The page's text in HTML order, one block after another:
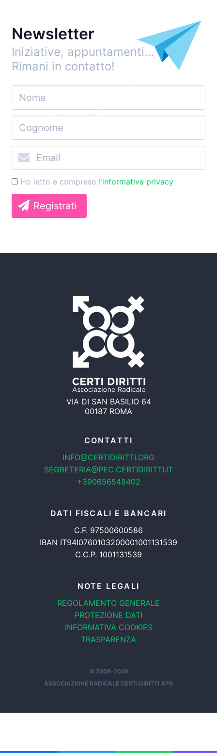
Newsletter
Iniziative, appuntamenti…
Rimani in contatto!
Ho letto e compreso l’informativa privacy
Registrati
VIA DI SAN BASILIO 64
00187 ROMA
CONTATTI
INFO@CERTIDIRITTI.ORG
SEGRETERIA@PEC.CERTIDIRITTI.IT
+390656548402
DATI FISCALI E BANCARI
C.F. 97500600586
IBAN IT94I0760103200001001131539
C.C.P. 1001131539
NOTE LEGALI
REGOLAMENTO GENERALE
PROTEZIONE DATI
INFORMATIVA COOKIES
TRASPARENZA
© 2008-2026
ASSOCIAZIONE RADICALE CERTI DIRITTI APS